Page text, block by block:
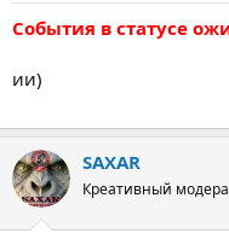
События в статусе
ии)
SAXAR
Креативный